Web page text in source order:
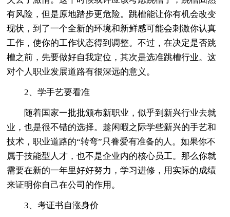
有风险，但是原地踏步更危险。跳槽能让你有机会改变
现状，到了一个全新的环境和新鲜感可能会刺激你认真
工作，使你的工作状态得到调整。不过，在决定是否跳
槽之前，先要做好自我定位，其次是选准跳槽行业。这
对个人职业发展道路有很深远的意义。
2、学手艺要看准
随着国家一批批颁布新职业，似乎到新兴行业去就
业，也是很不错的选择。趁闲暇之际学些新兴的手艺和
技术，职业道路的“转弯”只眷爱有准备的人。如果你不
属于技能型人才，也不是企业内的核心员工。那么你就
需要在新的一年里好好努力，学习进修，用实际的成绩
来证明你自己在公司的作用。
3、考证书自涨身价